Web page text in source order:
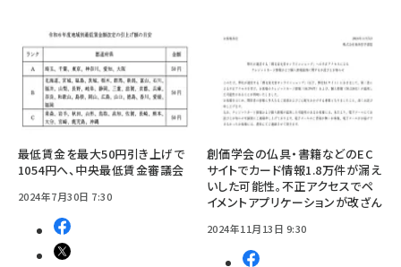
最低賃金を最大50円引き上げで
1054円へ、中央最低賃金審議会
2024年7月30日 7:30
創価学会の仏具・書籍などのEC
サイトでカード情報1.8万件が漏え
いした可能性。不正アクセスでペ
イメントアプリケーションが改ざん
2024年11月13日 9:30